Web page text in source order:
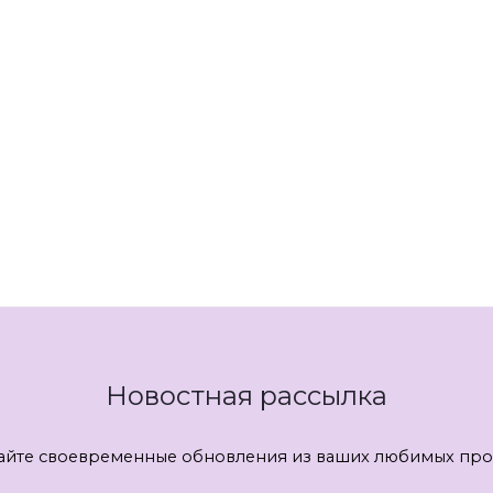
Новостная рассылка
своевременные обновления из ваших любимых